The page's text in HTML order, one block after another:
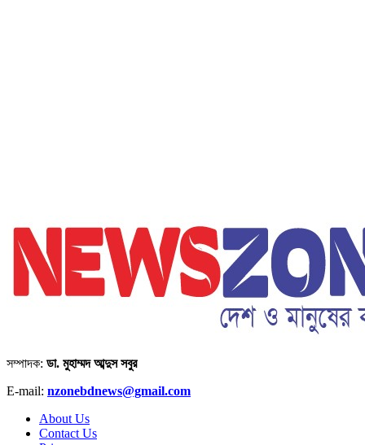
সম্পাদক: ডা. মুহাম্মদ আব্দুস সবুর
E-mail: nzonebdnews@gmail.com
About Us
Contact Us